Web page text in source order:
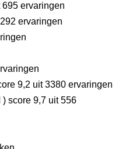
695 ervaringen
ervaringen
9,2 uit 3380 ervaringen
) score 9,7 uit 556